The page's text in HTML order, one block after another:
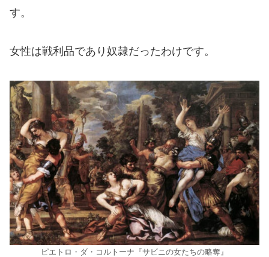
す。
女性は戦利品であり奴隷だったわけです。
ピエトロ・ダ・コルトーナ『サビニの女たちの略奪』